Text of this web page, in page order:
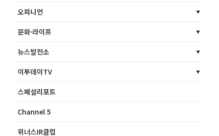
오피니언
문화·라이프
뉴스발전소
이투데이TV
스페셜리포트
Channel 5
위너스IR클럽